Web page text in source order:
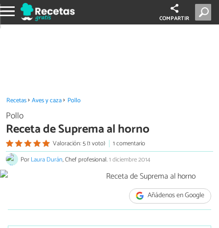
COMPARTIR
Recetas Aves y caza Pollo
Pollo
Receta de Suprema al horno
Valoración: 5 (1 voto)
1 comentario
PorLaura Durán, Chef profesional.1 diciembre 2014
Añádenos en Google